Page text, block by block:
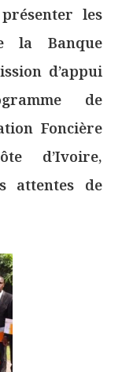
les
la Banque
d’appui
de
Foncière
d’Ivoire,
attentes de